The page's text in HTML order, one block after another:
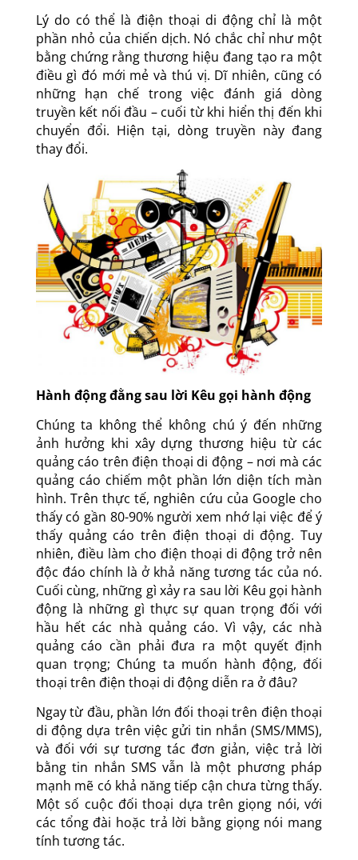
Lý do có thể là điện thoại di động chỉ là một
phần nhỏ của chiến dịch. Nó chắc chỉ như một
bằng chứng rằng thương hiệu đang tạo ra một
điều gì đó mới mẻ và thú vị. Dĩ nhiên, cũng có
những hạn chế trong việc đánh giá dòng
truyền kết nối đầu – cuối từ khi hiển thị đến khi
chuyển đổi. Hiện tại, dòng truyền này đang
thay đổi.
Hành động đằng sau lời Kêu gọi hành động
Chúng ta không thể không chú ý đến những
ảnh hưởng khi xây dựng thương hiệu từ các
quảng cáo trên điện thoại di động – nơi mà các
quảng cáo chiếm một phần lớn diện tích màn
hình. Trên thực tế, nghiên cứu của Google cho
thấy có gần 80-90% người xem nhớ lại việc để ý
thấy quảng cáo trên điện thoại di động. Tuy
nhiên, điều làm cho điện thoại di động trở nên
độc đáo chính là ở khả năng tương tác của nó.
Cuối cùng, những gì xảy ra sau lời Kêu gọi hành
động là những gì thực sự quan trọng đối với
hầu hết các nhà quảng cáo. Vì vậy, các nhà
quảng cáo cần phải đưa ra một quyết định
quan trọng; Chúng ta muốn hành động, đối
thoại trên điện thoại di động diễn ra ở đâu?
Ngay từ đầu, phần lớn đối thoại trên điện thoại
di động dựa trên việc gửi tin nhắn (SMS/MMS),
và đối với sự tương tác đơn giản, việc trả lời
bằng tin nhắn SMS vẫn là một phương pháp
mạnh mẽ có khả năng tiếp cận chưa từng thấy.
Một số cuộc đối thoại dựa trên giọng nói, với
các tổng đài hoặc trả lời bằng giọng nói mang
tính tương tác.